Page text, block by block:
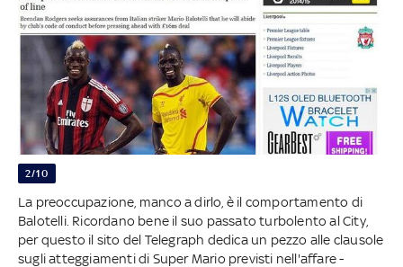
2/10
La preoccupazione, manco a dirlo, è il comportamento di
Balotelli. Ricordano bene il suo passato turbolento al City,
per questo il sito del Telegraph dedica un pezzo alle clausole
sugli atteggiamenti di Super Mario previsti nell'affare -